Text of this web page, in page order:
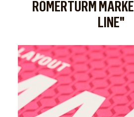
RÖMERTURM
LINE"